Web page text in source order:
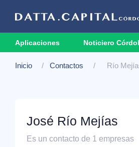
Aplicaciones Noticiero
Inicio Contactos Río
José Río Mejías
Es un contacto de 1 empresas